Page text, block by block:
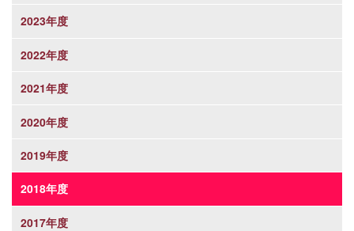
2023年度
2022年度
2021年度
2020年度
2019年度
2018年度
2017年度